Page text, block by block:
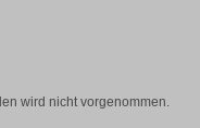
wird nicht vorgenommen.